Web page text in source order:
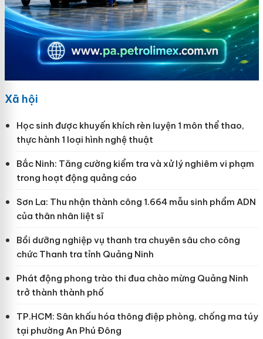
Xã hội
Học sinh được khuyến khích rèn luyện 1 môn thể thao,
thực hành 1 loại hình nghệ thuật
Bắc Ninh: Tăng cường kiểm tra và xử lý nghiêm vi phạm
trong hoạt động quảng cáo
Sơn La: Thu nhận thành công 1.664 mẫu sinh phẩm ADN
của thân nhân liệt sĩ
Bồi dưỡng nghiệp vụ thanh tra chuyên sâu cho công
chức Thanh tra tỉnh Quảng Ninh
Phát động phong trào thi đua chào mừng Quảng Ninh
trở thành thành phố
TP.HCM: Sân khấu hóa thông điệp phòng, chống ma túy
tại phường An Phú Đông